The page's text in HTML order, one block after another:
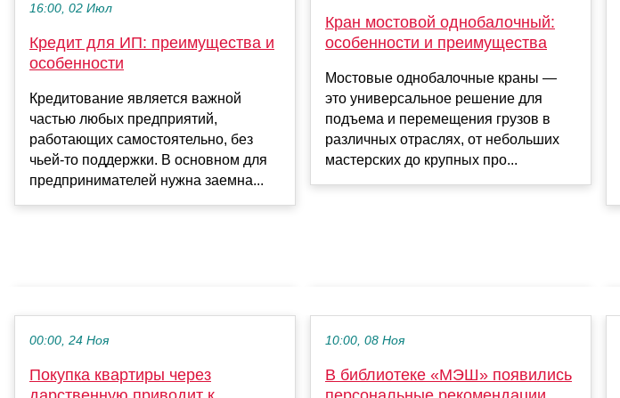
16:00, 02 Июл
Кредит для ИП: преимущества и
особенности
Кредитование является важной
частью любых предприятий,
работающих самостоятельно, без
чьей-то поддержки. В основном для
предпринимателей нужна заемна...
Кран мостовой однобалочный:
особенности и преимущества
Мостовые однобалочные краны —
это универсальное решение для
подъема и перемещения грузов в
различных отраслях, от небольших
мастерских до крупных про...
00:00, 24 Ноя
Покупка квартиры через
10:00, 08 Ноя
В библиотеке «МЭШ» появились